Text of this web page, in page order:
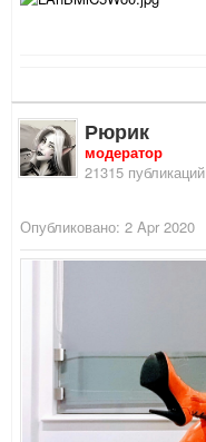
Рюрик
модератор
21315 публикаций
Опубликовано: 2 Apr 2020